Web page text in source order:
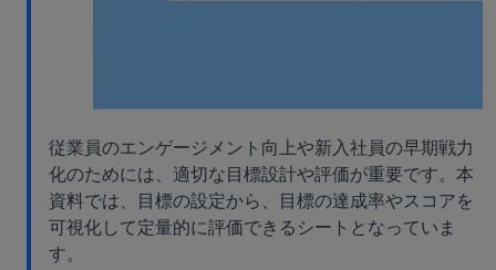
従業員のエンゲージメント向上や新入社員の早期戦力
化のためには、適切な目標設計や評価が重要です。本
資料では、目標の設定から、目標の達成率やスコアを
可視化して定量的に評価できるシートとなっていま
す。